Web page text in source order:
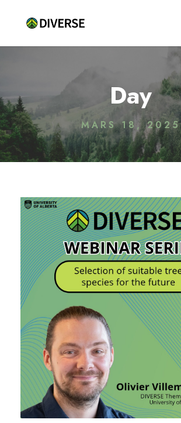
Day
MARS 18, 2025